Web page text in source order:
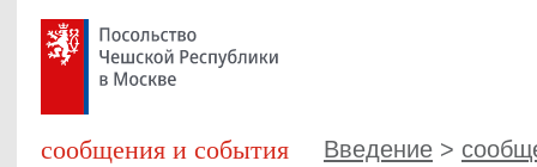
Введение >
сообщения и события